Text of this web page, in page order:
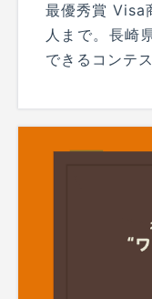
最優秀賞 Visa
人まで。長崎
できるコンテ